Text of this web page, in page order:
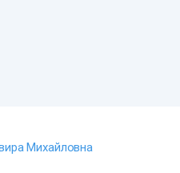
Михайловна